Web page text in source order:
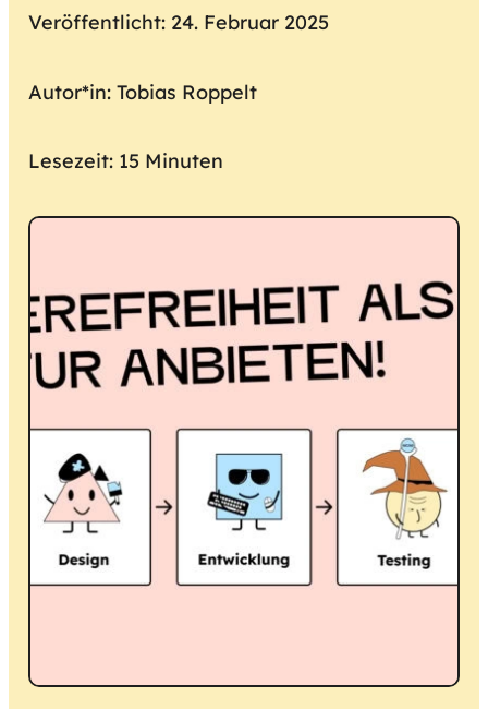
Veröffentlicht: 24. Februar 2025
Autor*in: Tobias Roppelt
Lesezeit: 15 Minuten